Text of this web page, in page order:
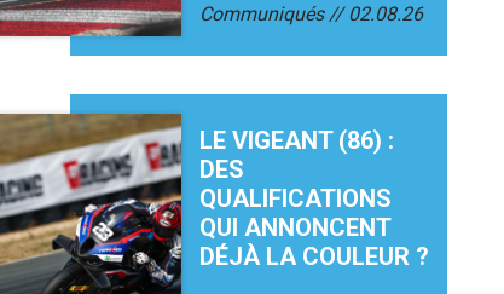
Communiqués 02.08.26
LE VIGEANT (86) :
DES
QUALIFICATIONS
QUI ANNONCENT
DÉJÀ LA COULEUR ?